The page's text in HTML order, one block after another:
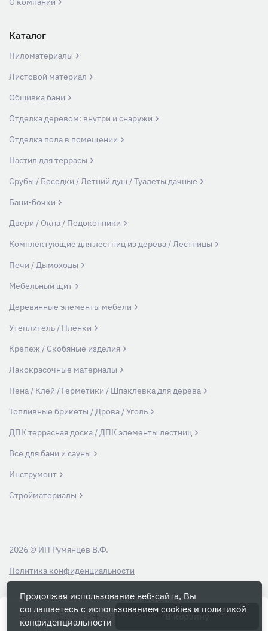
В корзину
Каталог
Пиломатериалы
Листовой материал
Обшивка бани
Отделка деревом: внутри и снаружи
Отделка пола в помещении
Настил для террасы
Срубы / Беседки / Летний душ / Туалеты дачные
Бани-бочки
Двери / Окна / Подоконники
Комплектующие для лестниц из дерева / Лестницы
Печи / Дымоходы
Мебельный щит
Деревянные элементы мебели
Утеплитель / Пленки
Крепеж / Скобяные изделия
Лакокрасочные материалы
Пена / Клей / Герметики / Шпаклевка для дерева
Топливные брикеты / Дрова / Уголь
ДПК террасная доска / ДПК элементы лестниц
Все для бани и сауны
Инструмент
Стройматериалы
Вся информация на данном сайте носит ознакомительный характер и ни
при каких условиях не является публичной офертой, определяемой
положениями Статьи 437 Гражданского кодекса РФ.
Политика конфиденциальности
2026 © ИП Румянцев В.Ф.
Продолжая использование веб-сайта, Вы
соглашаетесь с использованием cookies и политикой
конфиденциальности